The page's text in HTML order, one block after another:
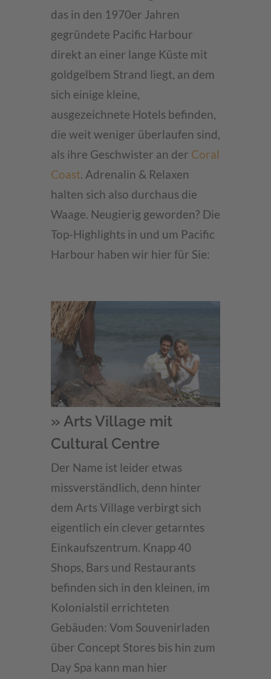
das in den 1970er Jahren
gegründete Pacific Harbour
direkt an einer lange Küste mit
goldgelbem Strand liegt, an dem
sich einige kleine,
ausgezeichnete Hotels befinden,
die weit weniger überlaufen sind,
als ihre Geschwister an der Coral
Coast. Adrenalin & Relaxen
halten sich also durchaus die
Waage. Neugierig geworden? Die
Top-Highlights in und um Pacific
Harbour haben wir hier für Sie:
» Arts Village mit
Cultural Centre
Der Name ist leider etwas
missverständlich, denn hinter
dem Arts Village verbirgt sich
eigentlich ein clever getarntes
Einkaufszentrum. Knapp 40
Shops, Bars und Restaurants
befinden sich in den kleinen, im
Kolonialstil errichteten
Gebäuden: Vom Souvenirladen
über Concept Stores bis hin zum
Day Spa kann man hier